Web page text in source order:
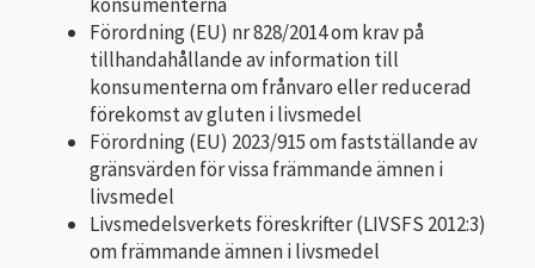
Förordning (EU) nr 828/2014 om krav på
tillhandahållande av information till
konsumenterna om frånvaro eller reducerad
förekomst av gluten i livsmedel
Förordning (EU) 2023/915 om fastställande av
gränsvärden för vissa främmande ämnen i
livsmedel
Livsmedelsverkets föreskrifter (LIVSFS 2012:3)
om främmande ämnen i livsmedel